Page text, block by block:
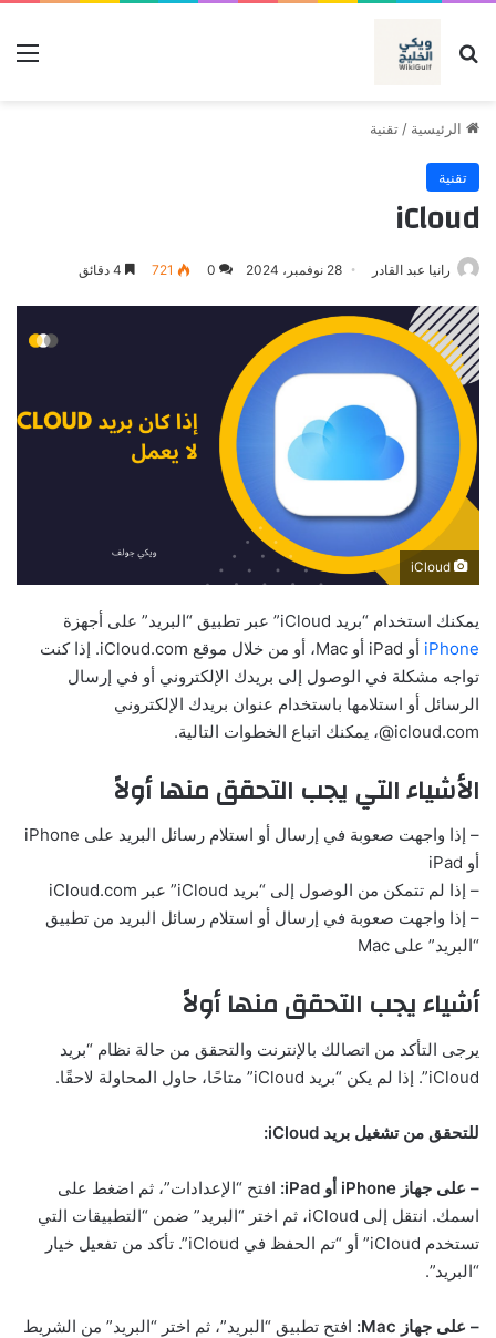
بحث عن
الرئيسية / تقنية
تقنية
iCloud
رانيا عبد القادر 28 نوفمبر، 2024 0
721
يمكنك استخدام “بريد iCloud” عبر تطبيق “البريد” على أجهزة
iPhone
أو iPad أو Mac، أو من خلال موقع iCloud.com. إذا كنت
تواجه مشكلة في الوصول إلى بريدك الإلكتروني أو في إرسال
الرسائل أو استلامها باستخدام عنوان بريدك الإلكتروني
‎@icloud.com، يمكنك اتباع الخطوات التالية.
الأشياء التي يجب التحقق منها أولاً
– إذا واجهت صعوبة في إرسال أو استلام رسائل البريد على iPhone
أو iPad
– إذا لم تتمكن من الوصول إلى “بريد iCloud” عبر iCloud.com
– إذا واجهت صعوبة في إرسال أو استلام رسائل البريد من تطبيق
“البريد” على Mac
أشياء يجب التحقق منها أولاً
يرجى التأكد من اتصالك بالإنترنت والتحقق من حالة نظام “بريد
iCloud”. إذا لم يكن “بريد iCloud” متاحًا، حاول المحاولة لاحقًا.
للتحقق من تشغيل بريد iCloud:
– على جهاز iPhone أو iPad:
افتح “الإعدادات”، ثم اضغط على
اسمك. انتقل إلى iCloud، ثم اختر “البريد” ضمن “التطبيقات التي
تستخدم iCloud” أو “تم الحفظ في iCloud”. تأكد من تفعيل خيار
“البريد”.
– على جهاز Mac:
افتح تطبيق “البريد”، ثم اختر “البريد” من الشريط